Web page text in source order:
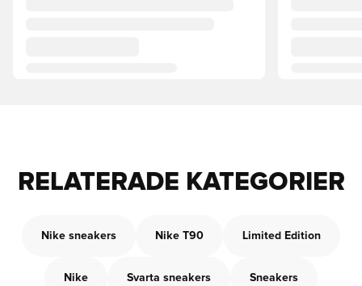
RELATERADE KATEGORIER
Nike sneakers Nike T90 Limited Edition
Nike Svarta sneakers Sneakers